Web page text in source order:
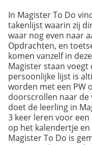
In Magister To Do
takenlijst waarin zij
waar nog even naar
Opdrachten, en
komen vanzelf in
Magister staan
persoonlijke lijst is
worden met een PW
doorscrollen naar de
doet de leerling in
3 keer leren voor een
op het kalendertje
Magister To Do is